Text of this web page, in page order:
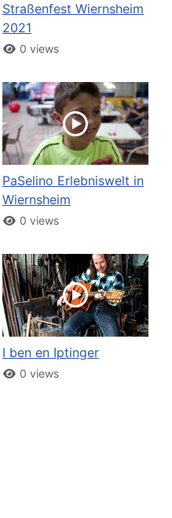
Straßenfest Wiernsheim
2021
0 views
PaSelino Erlebniswelt in
Wiernsheim
0 views
I ben en Iptinger
0 views